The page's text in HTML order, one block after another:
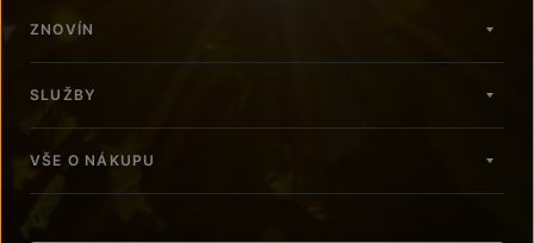
ZNOVÍN
SLUŽBY
VŠE O NÁKUPU